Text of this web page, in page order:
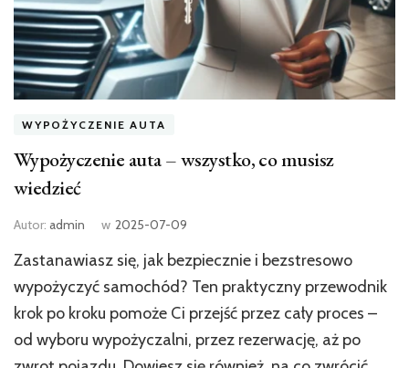
WYPOŻYCZENIE AUTA
Wypożyczenie auta – wszystko, co musisz
wiedzieć
Autor: admin w 2025-07-09
Zastanawiasz się, jak bezpiecznie i bezstresowo
wypożyczyć samochód? Ten praktyczny przewodnik
krok po kroku pomoże Ci przejść przez cały proces –
od wyboru wypożyczalni, przez rezerwację, aż po